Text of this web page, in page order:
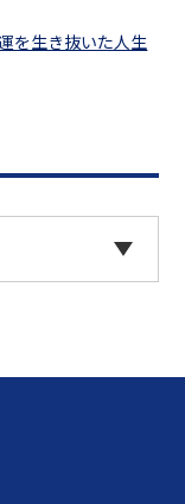
を生き抜いた人生